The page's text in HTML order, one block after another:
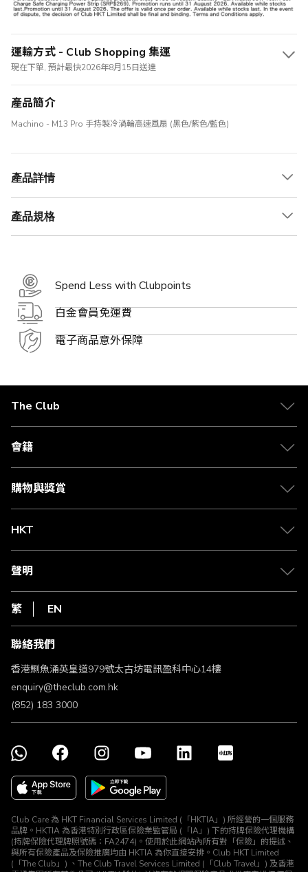
運輸方式 - Club Shopping 集運
現在下單, 預計最快2026年8月15日送達
產品簡介
Machino - M13 Pro 手持製冷渦輪高速風扇 (黑色/紫色/藍色)
產品詳情
產品規格
Spend Less with Clubpoints
白金會員免運費
電子商品意外保障
The Club
關於 The Club
合作夥伴
媒體中心
會籍
會籍及專屬禮遇
賺取積分
購物與獎賞
物流與配送
Club Shopping 商品領取站
常見問題
HKT
csl.
1010
HKT
聲明
私隱聲明
使用條款
條款及細則
不歧視及不騷擾聲明
認可牌照及通告
繁 EN
聯絡我們
香港鰂魚涌英皇道979號太古坊電訊盈科中心14樓
enquiry@theclub.com.hk
(852) 183 3000
Club Care 為 HKT Financial Services Limited (「HKTIA」) 所經營的一個服務
品牌。HKTIA 為香港特別行政區保險業監管局 (「IA」) 下的持牌保險代理機構
(持牌保險代理牌照號碼：FA2474)。使用於此網站內所有對「保險」的提述、
與所有保險產品及保險推廣均由 HKTIA 為你直接安排。Club HKT Limited
(「The Club」) 、The Club Travel Services Limited (「Club Travel」) 及香港